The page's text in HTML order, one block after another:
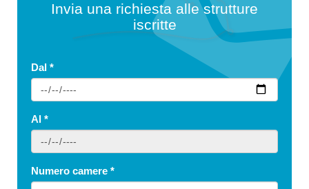
Invia una richiesta alle strutture
iscritte
Dal *
Al *
Numero camere *